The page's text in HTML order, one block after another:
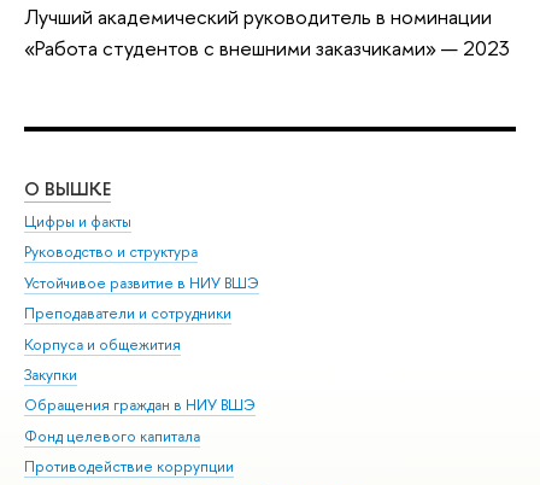
Лучший академический руководитель в номинации
«Работа студентов с внешними заказчиками» — 2023
О ВЫШКЕ
Цифры и факты
Руководство и структура
Устойчивое развитие в НИУ ВШЭ
Преподаватели и сотрудники
Корпуса и общежития
Закупки
Обращения граждан в НИУ ВШЭ
Фонд целевого капитала
Противодействие коррупции